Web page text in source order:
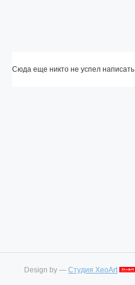
Сюда еще никто не успел написать
Design by — Студия XeoArt